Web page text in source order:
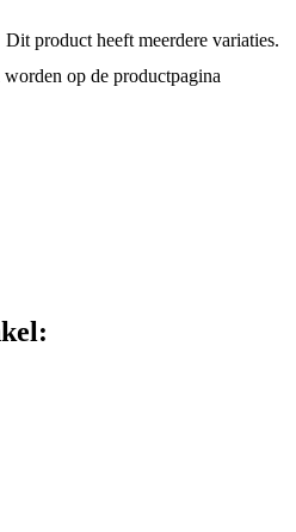
Dit product heeft meerdere variaties.
op de productpagina